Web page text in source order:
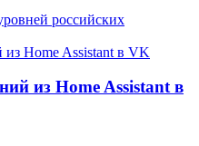
из Home Assistant в